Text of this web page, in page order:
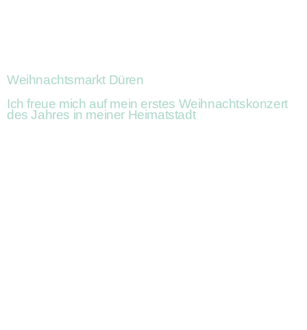
Weihnachtsmarkt Düren
Ich freue mich auf mein erstes Weihnachtskonzert
des Jahres in meiner Heimatstadt